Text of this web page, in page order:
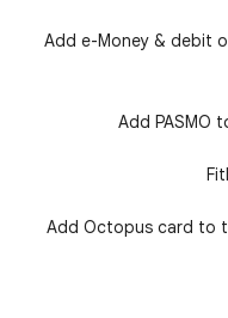
Add e-Money & debit
Add PASMO
Add Octopus card to